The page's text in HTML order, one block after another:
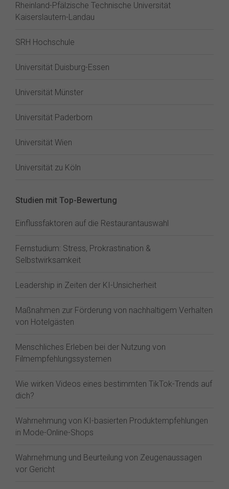
Rheinland-Pfälzische Technische Universität
Kaiserslautern-Landau
SRH Hochschule
Universität Duisburg-Essen
Universität Münster
Universität Paderborn
Universität Wien
Universität zu Köln
Studien mit Top-Bewertung
Einflussfaktoren auf die Restaurantauswahl
Fernstudium: Stress, Prokrastination &
Selbstwirksamkeit
Leadership in Zeiten der KI-Unsicherheit
Maßnahmen zur Förderung von nachhaltigem Verhalten
von Hotelgästen
Menschliches Erleben bei der Nutzung von
Filmempfehlungssystemen
Wie wirken Videos eines bestimmten TikTok-Trends auf
dich?
Wahrnehmung von KI-basierten Produktempfehlungen
in Mode-Online-Shops
Wahrnehmung und Beurteilung von Zeugenaussagen
vor Gericht